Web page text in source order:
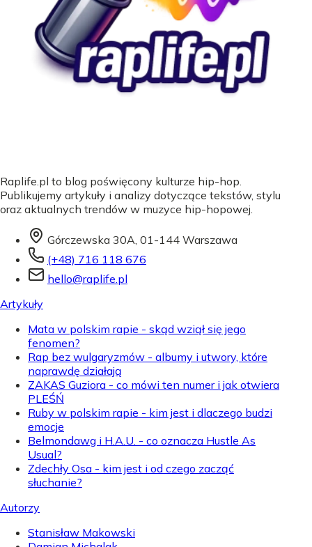
Raplife.pl to blog poświęcony kulturze hip-hop.
Publikujemy artykuły i analizy dotyczące tekstów, stylu
oraz aktualnych trendów w muzyce hip-hopowej.
Górczewska 30A, 01-144 Warszawa
(+48) 716 118 676
hello@raplife.pl
Artykuły
Mata w polskim rapie - skąd wziął się jego
fenomen?
Rap bez wulgaryzmów - albumy i utwory, które
naprawdę działają
ZAKAS Guziora - co mówi ten numer i jak otwiera
PLEŚŃ
Ruby w polskim rapie - kim jest i dlaczego budzi
emocje
Belmondawg i H.A.U. - co oznacza Hustle As
Usual?
Zdechły Osa - kim jest i od czego zacząć
słuchanie?
Autorzy
Stanisław Makowski